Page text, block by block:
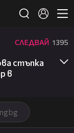
СЛЕДВАЙ 1395
стъпка
в